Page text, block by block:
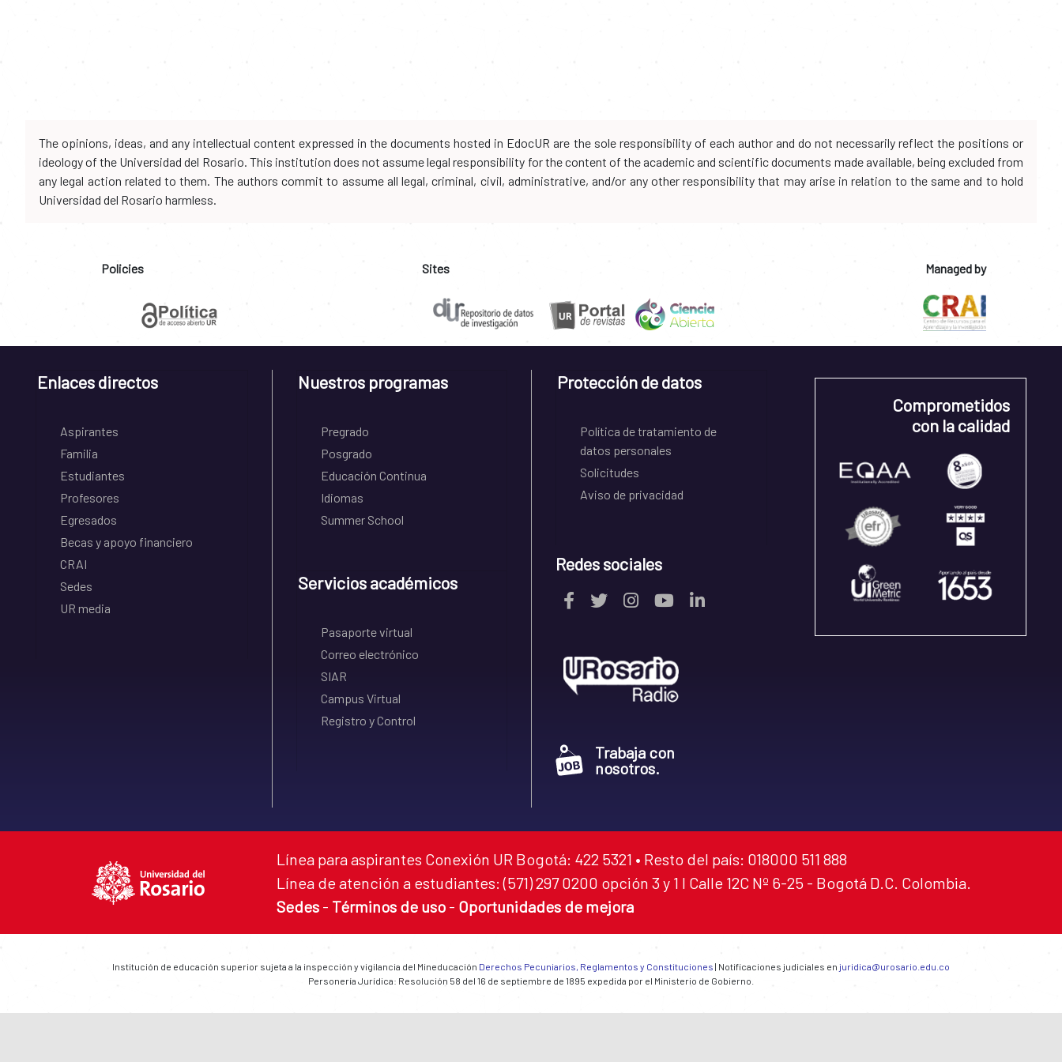
The opinions, ideas, and any intellectual content expressed in the documents hosted in EdocUR are the sole responsibility of each author and do not necessarily reflect the positions or
ideology of the Universidad del Rosario. This institution does not assume legal responsibility for the content of the academic and scientific documents made available, being excluded from
any legal action related to them. The authors commit to assume all legal, criminal, civil, administrative, and/or any other responsibility that may arise in relation to the same and to hold
Universidad del Rosario harmless.
Policies Sites Managed by
Enlaces directos
Aspirantes
Familia
Estudiantes
Profesores
Egresados
Becas y apoyo financiero
CRAI
Sedes
UR media
Nuestros programas
Pregrado
Posgrado
Educación Continua
Idiomas
Summer School
Servicios académicos
Pasaporte virtual
Correo electrónico
SIAR
Campus Virtual
Registro y Control
Protección de datos
Política de tratamiento de
datos personales
Solicitudes
Aviso de privacidad
Redes sociales
Trabaja con
nosotros.
Comprometidos
con la calidad
Línea para aspirantes Conexión UR Bogotá: 422 5321 • Resto del país: 018000 511 888
Línea de atención a estudiantes: (571) 297 0200 opción 3 y 1 I Calle 12C Nº 6-25 - Bogotá D.C. Colombia.
Sedes - Términos de uso - Oportunidades de mejora
Institución de educación superior sujeta a la inspección y vigilancia del Mineducación Derechos Pecuniarios, Reglamentos y Constituciones | Notificaciones judiciales en juridica@urosario.edu.co
Personería Jurídica: Resolución 58 del 16 de septiembre de 1895 expedida por el Ministerio de Gobierno.